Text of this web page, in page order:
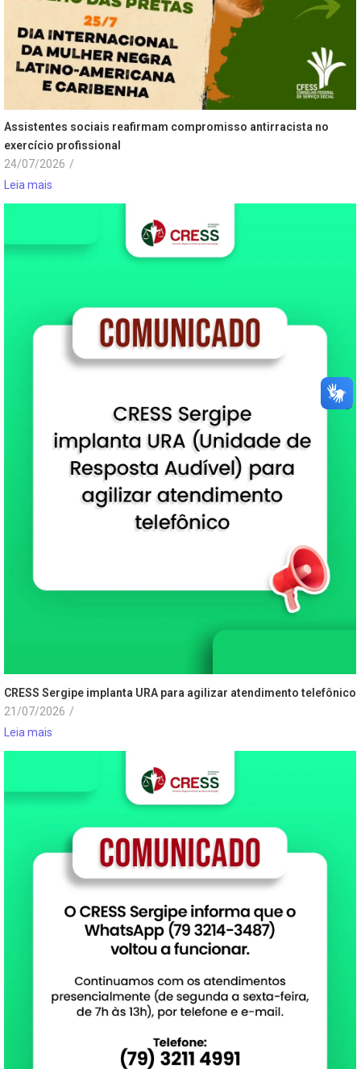
Assistentes sociais reafirmam compromisso antirracista no
exercício profissional
24/07/2026 /
Leia mais
CRESS Sergipe implanta URA para agilizar atendimento telefônico
21/07/2026 /
Leia mais